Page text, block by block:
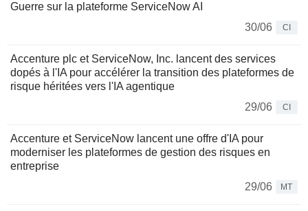
Guerre sur la plateforme ServiceNow AI
30/06
CI
Accenture plc et ServiceNow, Inc. lancent des services
dopés à l'IA pour accélérer la transition des plateformes de
risque héritées vers l'IA agentique
29/06
CI
Accenture et ServiceNow lancent une offre d'IA pour
moderniser les plateformes de gestion des risques en
entreprise
29/06
MT